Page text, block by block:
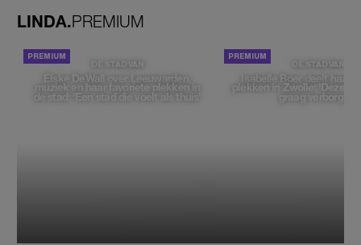
LINDA.PREMIUM
DE STAD VAN
Elske DeWall over Leeuwarden,
muziek en haar favoriete plekken in
de stad: 'Een stad die voelt als thuis'
DE STAD VAN
Isabelle Boer deelt haar
plekken in Zwolle: 'Deze
graag verborgen'